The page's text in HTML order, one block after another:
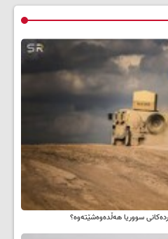
سووریا هەڵدەوەشێتەوە؟